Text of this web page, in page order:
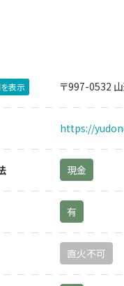
表示 〒997-0532
https://
現金
有
直火不可